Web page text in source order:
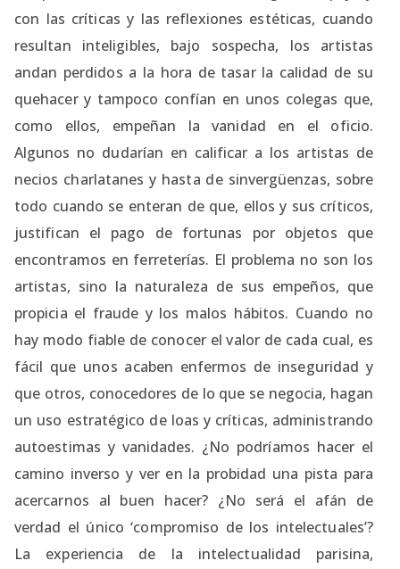
con las críticas y las reflexiones estéticas, cuando
resultan inteligibles, bajo sospecha, los artistas
andan perdidos a la hora de tasar la calidad de su
quehacer y tampoco confían en unos colegas que,
como ellos, empeñan la vanidad en el oficio.
Algunos no dudarían en calificar a los artistas de
necios charlatanes y hasta de sinvergüenzas, sobre
todo cuando se enteran de que, ellos y sus críticos,
justifican el pago de fortunas por objetos que
encontramos en ferreterías. El problema no son los
artistas, sino la naturaleza de sus empeños, que
propicia el fraude y los malos hábitos. Cuando no
hay modo fiable de conocer el valor de cada cual, es
fácil que unos acaben enfermos de inseguridad y
que otros, conocedores de lo que se negocia, hagan
un uso estratégico de loas y críticas, administrando
autoestimas y vanidades. ¿No podríamos hacer el
camino inverso y ver en la probidad una pista para
acercarnos al buen hacer? ¿No será el afán de
verdad el único ‘compromiso de los intelectuales’?
La experiencia de la intelectualidad parisina,